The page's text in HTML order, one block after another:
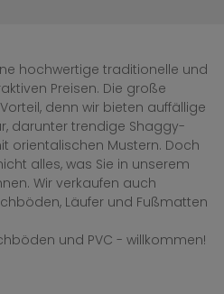
hochwertige traditionelle und
Preisen. Die große
denn wir bieten auffällige
darunter trendige Shaggy-
orientalischen Mustern. Doch
alles, was Sie in unserem
Wir verkaufen auch
Läufer und Fußmatten
und PVC - willkommen!